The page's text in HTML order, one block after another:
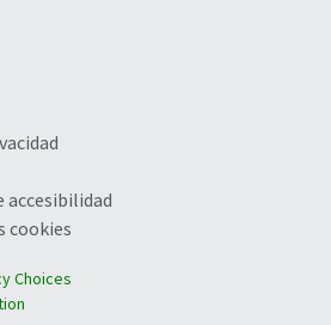
accesibilidad
cookies
Choices